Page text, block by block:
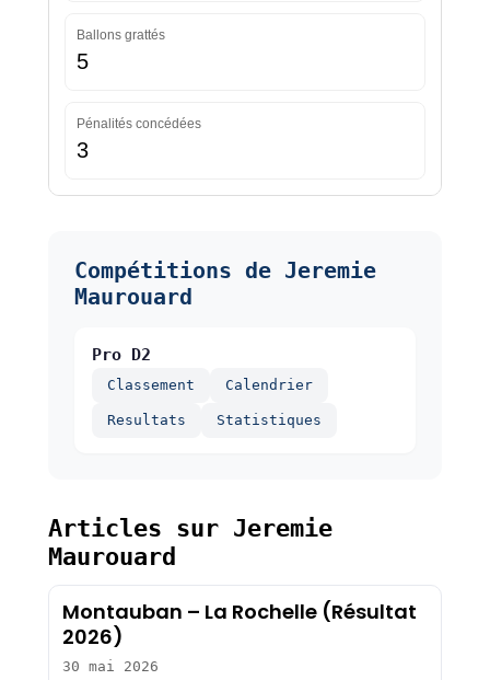
Ballons grattés
5
Pénalités concédées
3
Compétitions de Jeremie
Maurouard
Pro D2
Classement Calendrier
Resultats Statistiques
Articles sur Jeremie
Maurouard
Montauban – La Rochelle (Résultat
2026)
30 mai 2026